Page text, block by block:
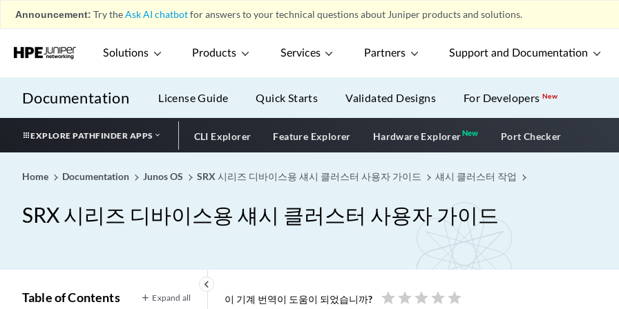
Announcement: Try theAsk AI chatbotfor answers to your technical questions about Juniper products and solutions.
Solutions Products Services Partners Support and Documentation
Documentation License Guide Quick Starts Validated Designs For DevelopersNew
EXPLORE PATHFINDER APPS CLI Explorer Feature Explorer Hardware ExplorerNewNew application
Port Checker
Home Documentation Junos OS SRX 시리즈 디바이스용 섀시 클러스터 사용자 가이드 섀시 클러스터 작업
SRX 시리즈 디바이스용 섀시 클러스터 사용자 가이드
keyboard_arrow_left
Table of Contents Expand all 이 기계 번역이 도움이 되었습니까? star star star star star